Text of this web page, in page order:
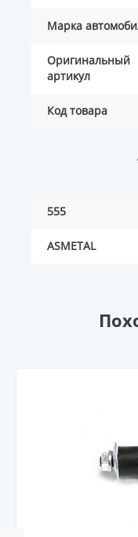
Марка
Оригинальный
артикул
Код товара
555
ASMETAL